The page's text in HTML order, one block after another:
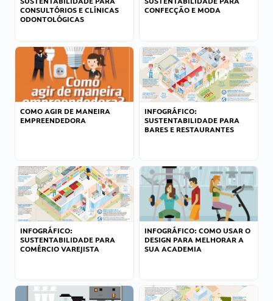
CONSULTÓRIOS E CLÍNICAS
ODONTOLÓGICAS
CONFECÇÃO E MODA
COMO AGIR DE MANEIRA
EMPREENDEDORA
INFOGRÁFICO:
SUSTENTABILIDADE PARA
BARES E RESTAURANTES
INFOGRÁFICO:
SUSTENTABILIDADE PARA
COMÉRCIO VAREJISTA
INFOGRÁFICO: COMO USAR O
DESIGN PARA MELHORAR A
SUA ACADEMIA